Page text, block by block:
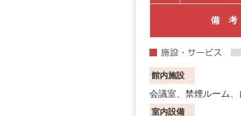
備 考
館内施設
会議室、禁煙ルーム
室内設備